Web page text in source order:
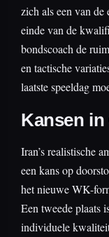
zich als een van de
einde van de
bondscoach de
en tactische
laatste speeldag
Kansen in
Iran’s realistische
een kans op
het nieuwe WK-
Een tweede plaats
individuele